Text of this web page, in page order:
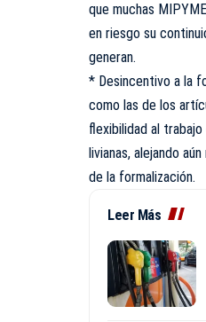
que muchas
en riesgo su
generan.
* Desincentivo a la
como las de los
flexibilidad al
livianas, alejando
de la formalización.
Leer Más